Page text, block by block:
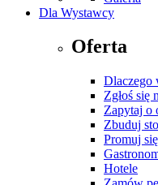
Dla Wystawcy
Oferta
Dlaczego
Zgłoś się
Zapytaj o
Zbuduj
Promuj
Hotele